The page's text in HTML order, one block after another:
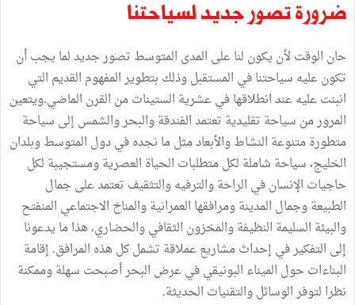
ضرورة تصور جديد لسياحتنا
حان الوقت لأن يكون لنا على المدى المتوسط تصور جديد لما يجب أن
تكون عليه سياحتنا في المستقبل وذلك بتطوير المفهوم القديم التي
انبنت عليه عند انطلاقها في عشرية الستينات من القرن الماضي.ويتعين
المرور من سياحة تقليدية تعتمد الفندقة والبحر والشمس إلى سياحة
متطورة متنوعة النشاط والأبعاد مثل ما نجده في دول المتوسط وبلدان
الخليج، سياحة شاملة لكل متطلبات الحياة العصرية ومستجيبة لكل
حاجيات الإنسان في الراحة والترفيه والتثقيف تعتمد على جمال
الطبيعة وجمال المدينة ومرافقها العمرانية والمناخ الاجتماعي المنفتح
والبيئة السليمة النظيفة والمخزون الثقافي والحضاري، هذا ما يدعونا
إلى التفكير في إحداث مشاريع عملاقة تشمل كل هذه المرافق. إقامة
البناءات حول الميناء البونيقي في عرض البحر أصبحت سهلة وممكنة
نظرا لتوفر الوسائل والتقنيات الحديثة.